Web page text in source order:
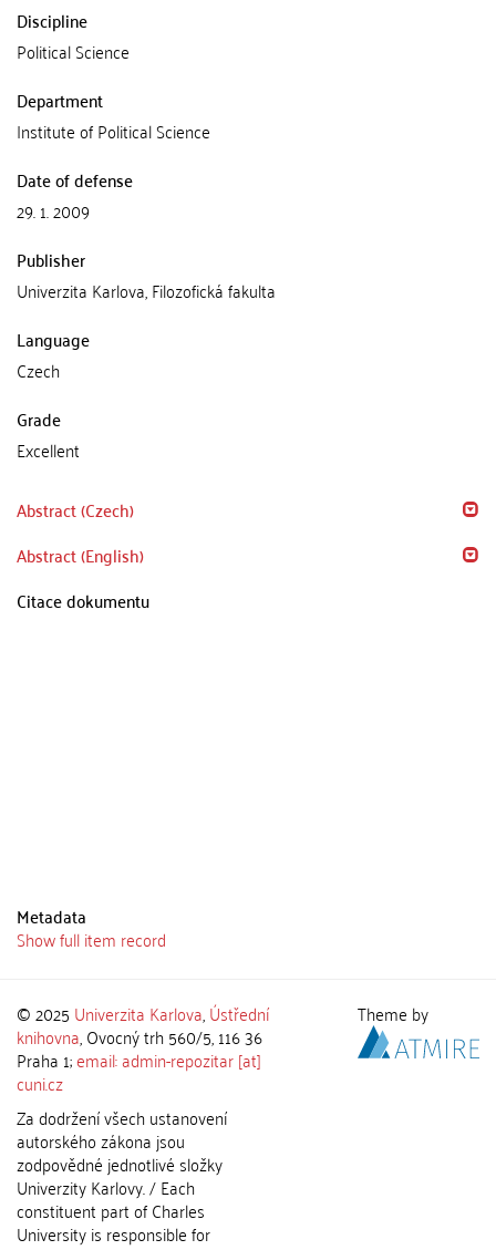
Discipline
Political Science
Department
Institute of Political Science
Date of defense
29. 1. 2009
Publisher
Univerzita Karlova, Filozofická fakulta
Language
Czech
Grade
Excellent
Abstract (Czech)
Abstract (English)
Citace dokumentu
Metadata
Show full item record
© 2025 Univerzita Karlova,Ústřední
knihovna, Ovocný trh 560/5, 116 36
Praha 1;email: admin-repozitar [at]
cuni.cz
Za dodržení všech ustanovení
autorského zákona jsou
zodpovědné jednotlivé složky
Univerzity Karlovy. / Each
constituent part of Charles
University is responsible for
Theme by